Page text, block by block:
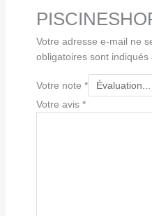
Votre adresse e-mail ne
obligatoires sont indiqués
Votre note *
Votre avis *